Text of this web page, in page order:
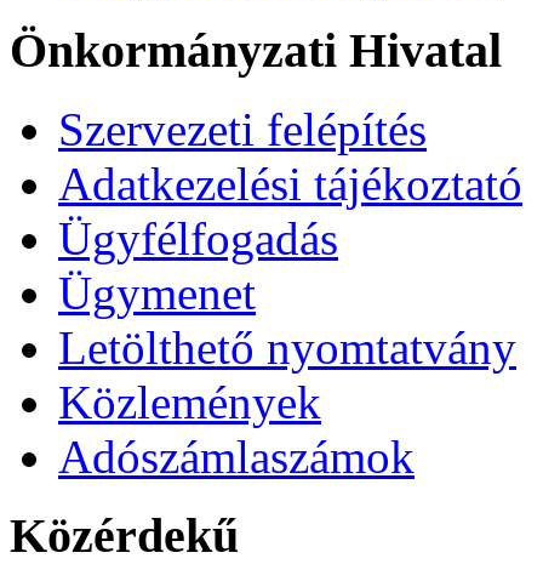
Önkormányzati Hivatal
Szervezeti felépítés
Adatkezelési tájékoztató
Ügyfélfogadás
Ügymenet
Letölthető nyomtatvány
Közlemények
Adószámlaszámok
Közérdekű